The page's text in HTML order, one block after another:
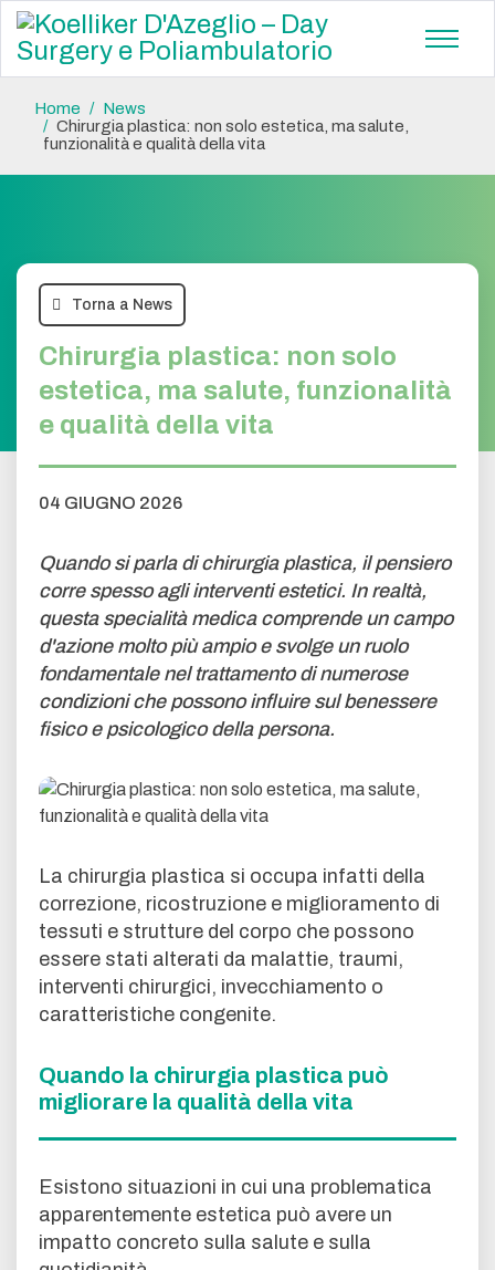
Home
News
Chirurgia plastica: non solo estetica, ma salute,
funzionalità e qualità della vita
Chirurgia plastica: non solo
estetica, ma salute, funzionalità
e qualità della vita
Torna a News
04 GIUGNO 2026
Quando si parla di chirurgia plastica, il pensiero
corre spesso agli interventi estetici. In realtà,
questa specialità medica comprende un campo
d'azione molto più ampio e svolge un ruolo
fondamentale nel trattamento di numerose
condizioni che possono influire sul benessere
fisico e psicologico della persona.
La chirurgia plastica si occupa infatti della
correzione, ricostruzione e miglioramento di
tessuti e strutture del corpo che possono
essere stati alterati da malattie, traumi,
interventi chirurgici, invecchiamento o
caratteristiche congenite.
Quando la chirurgia plastica può
migliorare la qualità della vita
Esistono situazioni in cui una problematica
apparentemente estetica può avere un
impatto concreto sulla salute e sulla